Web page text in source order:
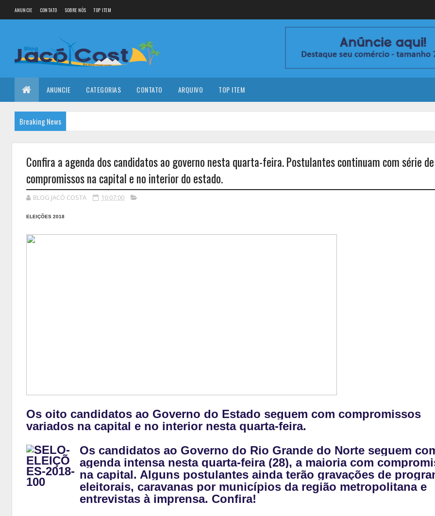
ANUNCIE CONTATO SOBRE NÓS TOP ITEM
ANUNCIE CATEGORIAS CONTATO ARQUIVO TOP ITEM
Breaking News
Confira a agenda dos candidatos ao governo nesta quarta-feira. Postulantes continuam com série de
compromissos na capital e no interior do estado.
BLOG JACÓ COSTA 10:07:00
ELEIÇÕES 2018
Os oito candidatos ao Governo do Estado seguem com compromissos
variados na capital e no interior nesta quarta-feira.
Os candidatos ao Governo do Rio Grande do Norte seguem
agenda intensa nesta quarta-feira (28), a maioria com
na capital. Alguns postulantes ainda terão gravações de
eleitorais, caravanas por municípios da região metropolitana e
entrevistas à imprensa. Confira!